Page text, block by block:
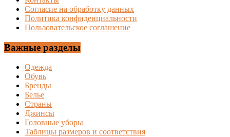
Согласие на обработку данных
Политика конфиденциальности
Пользовательское соглашение
Важные разделы
Одежда
Обувь
Бренды
Белье
Страны
Джинсы
Головные уборы
Таблицы размеров и соответствия